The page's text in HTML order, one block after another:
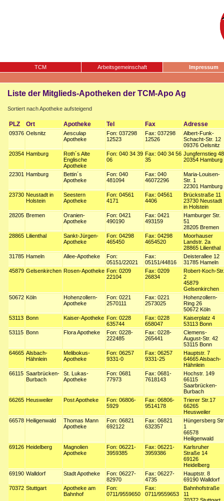
TCM Arbeitsgemeinschaft Impressum
Liste der Mitglieds-Apotheken der TCM-Apo Ag
Sortiert nach Apotheke aufsteigend
PLZ Ort Apotheke Tel Fax Adresse
09376 Oelsnitz
Aesculap
Apotheke
Fon: 037298
12523
Fax: 037298
12526
Albert-Funk-
Schacht-Str. 12
09376 Oelsnitz
20354 Hamburg
Roth´s Alte
Englische
Apotheke
Fon: 040 34 39
06
Fax: 040 34 56
35
Jungfernstieg 48
20354 Hamburg
22301 Hamburg
Bettin´s
Apotheke
Fon: 040
481094
Fax: 040
46072296
Maria-Louisen-
Str. 1
22301 Hamburg
23730 Neustadt in
Holstein
Seestern
Apotheke
Fon: 04561
4171
Fax: 04561
4406
Brückstraße 11
23730 Neustadt
in Holstein
28205 Bremen
Oranien-
Apotheke
Fon: 0421
490190
Fax: 0421
493159
Hamburger Str.
51
28205 Bremen
28865 Lilienthal
Sankt-Jürgen-
Apotheke
Fon: 04298
465450
Fax: 04298
4654520
Moorhauser
Landstr. 2a
28865 Lilienthal
31785 Hameln Allee-Apotheke
Fon:
05151/22021
Fax:
05151/44816
Deisterallee 12
31785 Hameln
45879 Gelsenkirchen Rosen-Apotheke Fon: 0209
22104
Fax: 0209
26834
Robert-Koch-Str.
2
45879
Gelsenkirchen
50672 Köln
Hohenzollern-
Apotheke
Fon: 0221
2570111
Fax: 0221
2573025
Hohenzollern-
Ring 26
50672 Köln
53113 Bonn Kaiser-Apotheke Fon: 0228
635744
Fax: 0228
658047
Kaiserplatz 4
53113 Bonn
53115 Bonn Flora Apotheke
Fon: 0228-
222485
Fax: 0228-
265441
Clemens-
August-Str. 42
53115 Bonn
64665 Alsbach-
Hähnlein
Melibokus-
Apotheke
Fon: 06257
9331-0
Fax: 06257
9331-25
Hauptstr. 7
64665 Alsbach-
Hähnlein
66115 Saarbrücken-
Burbach
St. Lukas-
Apotheke
Fon: 0681
77973
Fax: 0681-
7618143
Hochstr. 149
66115
Saarbrücken-
Burbach
66265 Heusweiler Post Apotheke
Fon: 06806-
5929
Fax: 06806-
9514178
Trierer Str.17
66265
Heusweiler
66578 Heiligenwald
Thomas Mann
Apotheke
Fon: 06821
692122
Fax: 06821
632357
Hüngersberg
1
66578
Heiligenwald
69126 Heidelberg
Magnolien
Apotheke
Fon: 06221-
3959385
Fax: 06221-
3959386
Karlsruher
Straße 14
69126
Heidelberg
69190 Walldorf Stadt Apotheke
Fon: 06227-
82970
Fax: 06227-
4735
Hauptstr. 8
69190 Walldorf
70372 Stuttgart
Apotheke am
Bahnhof
Fon:
0711/9559650
Fax:
0711/9559653
Bahnhofstraße
11